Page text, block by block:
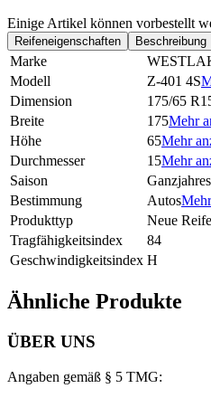
Einige Artikel können vorbestellt
Reifeneigenschaften Beschreibung
Marke
Modell
Z-401 4S
Dimension
175/65
Breite
175Mehr
Höhe
65Mehr
Durchmesser
15Mehr
Saison
Bestimmung
Autos
Produkttyp
Neue
Tragfähigkeitsindex
84
Geschwindigkeitsindex H
Ähnliche Produkte
ÜBER UNS
Angaben gemäß § 5 TMG: